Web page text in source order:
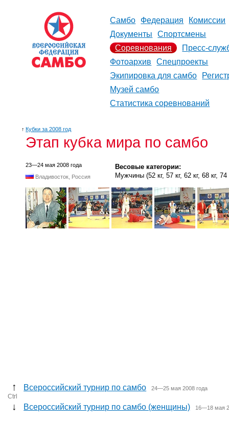
Самбо Федерация
Комиссии
Документы
Спортсмены
Соревнования
Пресс-
Фотоархив
Спецпроекты
Экипировка для самбо
Музей самбо
Статистика соревнований
↑ Кубки за 2008 год
Этап кубка мира по самбо
23—24 мая 2008 года
Владивосток, Россия
Весовые категории:
Мужчины (52 кг, 57 кг, 62 кг, 68 кг, 74
↑ Всероссийский турнир по самбо 24—25 мая 2008 года
Ctrl
↓ Всероссийский турнир по самбо (женщины) 16—18 мая